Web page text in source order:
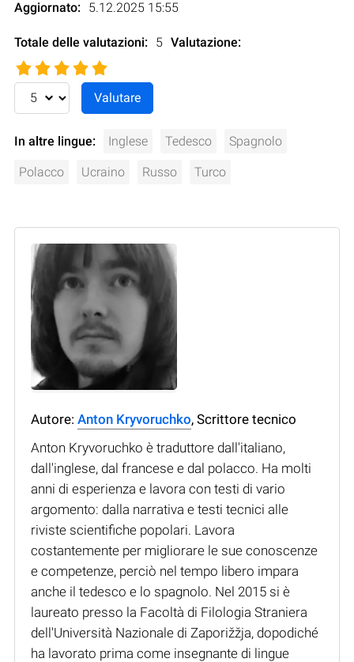
Aggiornato: 5.12.2025 15:55
Totale delle valutazioni: 5 Valutazione:
In altre lingue: Inglese Tedesco Spagnolo
Polacco Ucraino Russo Turco
Autore: Anton Kryvoruchko, Scrittore tecnico
Anton Kryvoruchko è traduttore dall'italiano,
dall'inglese, dal francese e dal polacco. Ha molti
anni di esperienza e lavora con testi di vario
argomento: dalla narrativa e testi tecnici alle
riviste scientifiche popolari. Lavora
costantemente per migliorare le sue conoscenze
e competenze, perciò nel tempo libero impara
anche il tedesco e lo spagnolo. Nel 2015 si è
laureato presso la Facoltà di Filologia Straniera
dell'Università Nazionale di Zaporižžja, dopodiché
ha lavorato prima come insegnante di lingue